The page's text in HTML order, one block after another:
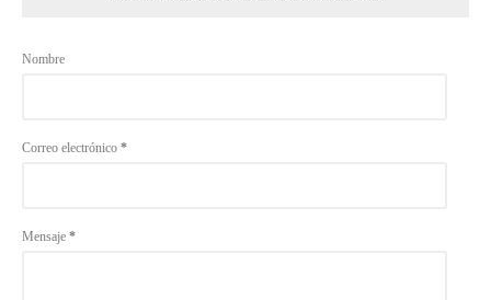
Nombre
Correo electrónico *
Mensaje *